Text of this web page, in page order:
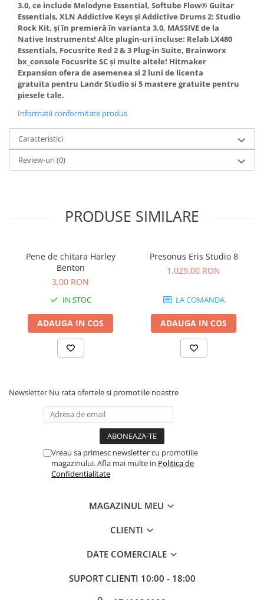
Case-uri, rack, huse si genti
Case-uri universale
Pachete si bundle
Casti Audio
Amplificatoare de casti
Cabluri Earpad si accesorii de casti
Casti broadcast si Casti cu Microfon
Casti DJ
Casti Hi-fi
Casti In ear pentru monitorizare
Casti Noise Cancelling
Idei de cadouri
3.0, ce include Melodyne Essential, Softube Flow® Guitar
Essentials, XLN Addictive Keys și Addictive Drums 2: Studio
Rock Kit, și în premieră în varianta 3.0, MASSIVE de la
Native Instruments! Alte plugin-uri incluse: Relab LX480
Essentials, Focusrite Red 2 & 3 Plug-in Suite, Brainworx
bx_console Focusrite SC și multe altele! Hitmaker
Expansion ofera de asemenea si 2 luni de licenta
gratuita pentru Landr Studio si 5 mastere gratuite pentru
piesele tale.
Informatii conformitate produs
Caracteristici
Review-uri(0)
PRODUSE SIMILARE
Pene de chitara Harley
Benton
3,00 RON
IN STOC
ADAUGA IN COS
Presonus Eris Studio 8
1.029,00 RON
LA COMANDA
ADAUGA IN COS
Newsletter Nu rata ofertele si promotiile noastre
Vreau sa primesc newsletter cu promotiile
magazinului. Afla mai multe in Politica de
Confidentialitate
MAGAZINUL MEU
CLIENTI
DATE COMERCIALE
SUPORT CLIENTI 10:00 - 18:00